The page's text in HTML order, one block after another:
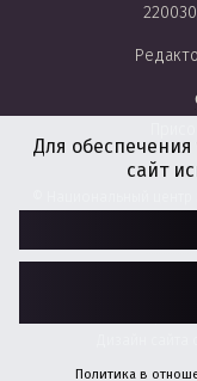
Дизайн
Для
сайт
Политика в